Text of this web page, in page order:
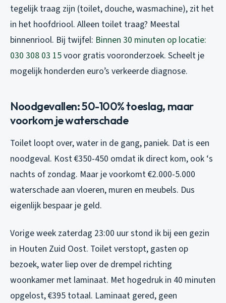
tegelijk traag zijn (toilet, douche, wasmachine), zit het
in het hoofdriool. Alleen toilet traag? Meestal
binnenriool. Bij twijfel: Binnen 30 minuten op locatie:
030 308 03 15voor gratis vooronderzoek. Scheelt je
mogelijk honderden euro’s verkeerde diagnose.
Noodgevallen: 50-100% toeslag, maar
voorkom je waterschade
Toilet loopt over, water in de gang, paniek. Dat is een
noodgeval. Kost €350-450 omdat ik direct kom, ook ‘s
nachts of zondag. Maar je voorkomt €2.000-5.000
waterschade aan vloeren, muren en meubels. Dus
eigenlijk bespaar je geld.
Vorige week zaterdag 23:00 uur stond ik bij een gezin
in Houten Zuid Oost. Toilet verstopt, gasten op
bezoek, water liep over de drempel richting
woonkamer met laminaat. Met hogedruk in 40 minuten
opgelost, €395 totaal. Laminaat gered, geen